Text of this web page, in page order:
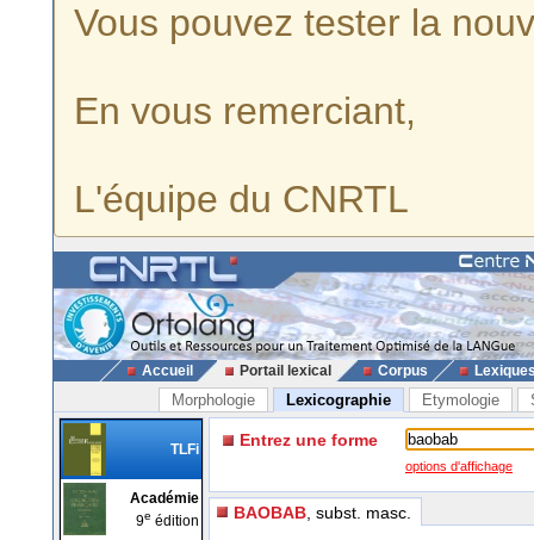
Vous pouvez tester la
En vous remerciant,
L'équipe du CNRTL
Accueil Portail lexical Corpus
Morphologie Lexicographie Etymologie
TLFi
Académie
9e édition
Entrez une forme
options d'affichage
BAOBAB , subst. masc.